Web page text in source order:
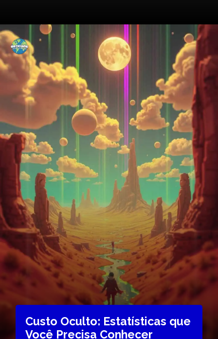
Custo Oculto: Estatísticas que
Você Precisa Conhecer